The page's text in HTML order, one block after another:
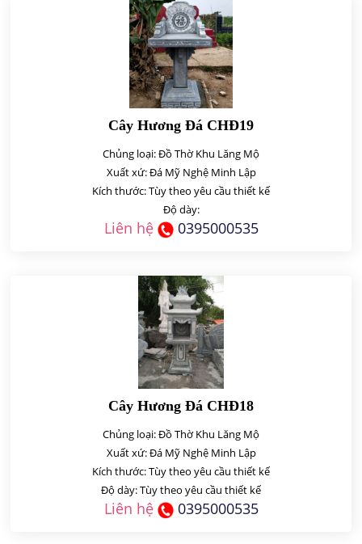
Cây Hương Đá CHĐ19
Chủng loại: Đồ Thờ Khu Lăng Mộ
Xuất xứ: Đá Mỹ Nghệ Minh Lập
Kích thước: Tùy theo yêu cầu thiết kế
Độ dày:
Liên hệ 0395000535
Cây Hương Đá CHĐ18
Chủng loại: Đồ Thờ Khu Lăng Mộ
Xuất xứ: Đá Mỹ Nghệ Minh Lập
Kích thước: Tùy theo yêu cầu thiết kế
Độ dày: Tùy theo yêu cầu thiết kế
Liên hệ 0395000535